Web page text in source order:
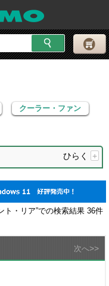
クーラー・ファン
クーラー・ファン
ひらく +
ト・リア”での検索結果 36件
次へ>>